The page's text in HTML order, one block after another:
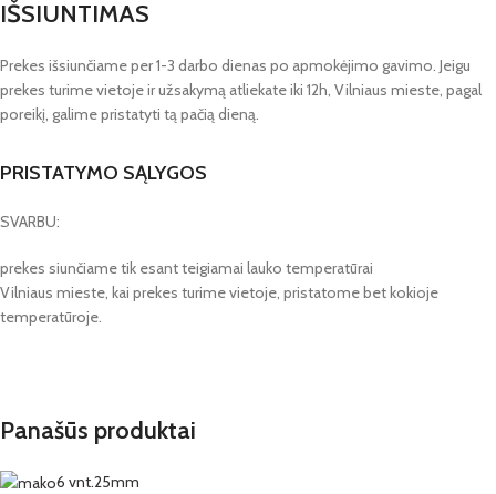
IŠSIUNTIMAS
Prekes išsiunčiame per 1-3 darbo dienas po apmokėjimo gavimo. Jeigu
prekes turime vietoje ir užsakymą atliekate iki 12h, Vilniaus mieste, pagal
poreikį, galime pristatyti tą pačią dieną.
PRISTATYMO SĄLYGOS
SVARBU:
prekes siunčiame tik esant teigiamai lauko temperatūrai
Vilniaus mieste, kai prekes turime vietoje, pristatome bet kokioje
temperatūroje.
Panašūs produktai
6 vnt.25mm